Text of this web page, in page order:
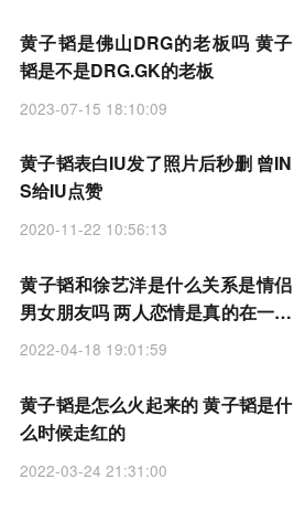
黄子韬是佛山DRG的老板吗 黄子
韬是不是DRG.GK的老板
2023-07-15 18:10:09
黄子韬表白IU发了照片后秒删 曾IN
S给IU点赞
2020-11-22 10:56:13
黄子韬和徐艺洋是什么关系是情侣
男女朋友吗 两人恋情是真的在一起
了吗
2022-04-18 19:01:59
黄子韬是怎么火起来的 黄子韬是什
么时候走红的
2022-03-24 21:31:00